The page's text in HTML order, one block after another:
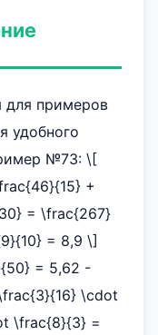
для примеров
удобного
№73: \[
+
= \frac{267}
= 8,9 \]
= 5,62 -
\cdot
\frac{8}{3} =